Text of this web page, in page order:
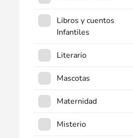
Libros y cuentos
Infantiles
Literario
Mascotas
Maternidad
Misterio